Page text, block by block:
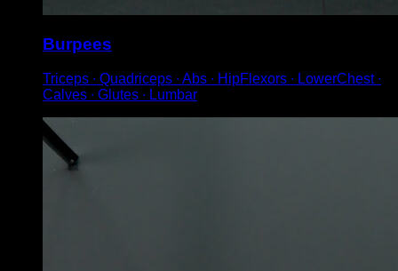
Burpees
Triceps ∙ Quadriceps ∙ Abs ∙ HipFlexors ∙ LowerChest ∙
Calves ∙ Glutes ∙ Lumbar